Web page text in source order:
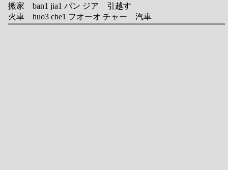
搬家 ban1 jia1 バン ジア 引越す
火車 huo3 che1 フオーオ チャー 汽車